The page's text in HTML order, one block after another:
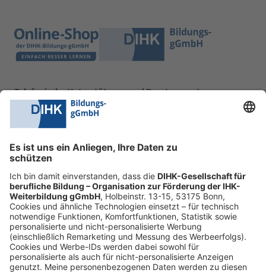
Telefonische Unterstützung und Beratung unter:
0228 6205 205
Fr.:
09:00-14:00 Uhr
shop@dihk-bildung.shop
Vertrag widerrufen
Zahlungsarten